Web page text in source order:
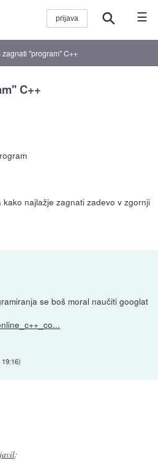
☰
zagnati ''program'' C++
C++
kako najlažje zagnati zadevo v zgornji
se boš moral naučiti googlat
19:16)
: